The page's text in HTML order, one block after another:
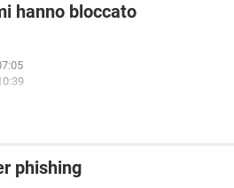
hanno bloccato
phishing